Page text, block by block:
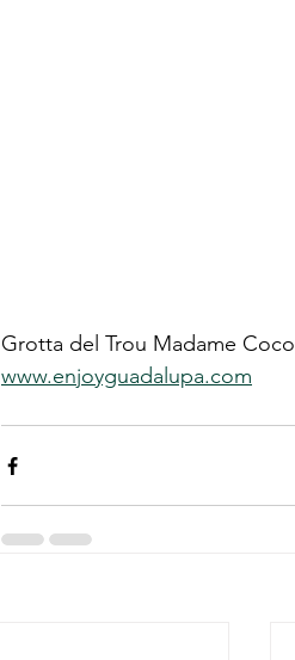
Grotta del Trou Madame Coco
www.enjoyguadalupa.com